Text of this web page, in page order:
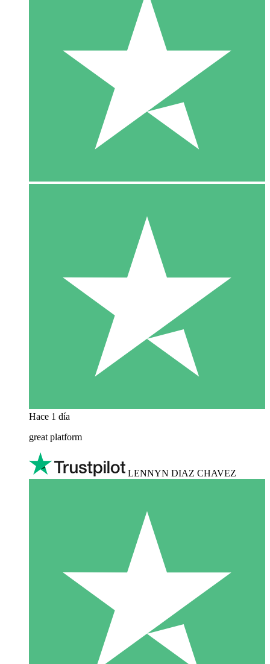
Hace 1 día
great platform
LENNYN DIAZ CHAVEZ